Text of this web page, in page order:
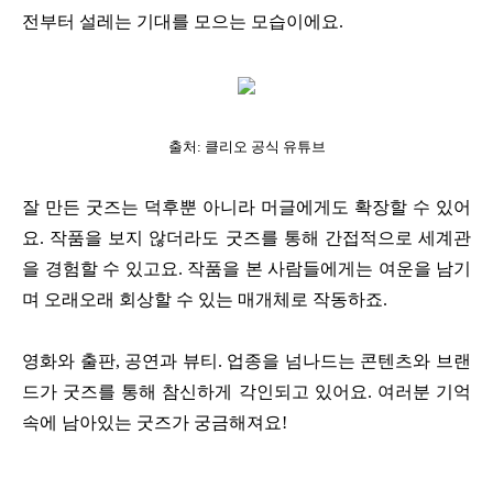
전부터 설레는 기대를 모으는 모습이에요.
출처: 클리오 공식 유튜브
잘 만든 굿즈는 덕후뿐 아니라 머글에게도 확장할 수 있어
요. 작품을 보지 않더라도 굿즈를 통해 간접적으로 세계관
을 경험할 수 있고요. 작품을 본 사람들에게는 여운을 남기
며 오래오래 회상할 수 있는 매개체로 작동하죠.
영화와 출판, 공연과 뷰티. 업종을 넘나드는 콘텐츠와 브랜
드가 굿즈를 통해 참신하게 각인되고 있어요. 여러분 기억
속에 남아있는 굿즈가 궁금해져요!